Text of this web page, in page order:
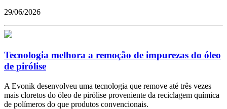
29/06/2026
Tecnologia melhora a remoção de impurezas do óleo
de pirólise
A Evonik desenvolveu uma tecnologia que remove até três vezes
mais cloretos do óleo de pirólise proveniente da reciclagem química
de polímeros do que produtos convencionais.